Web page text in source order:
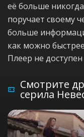
её больше
поручает своему
больше
как можно
Плеер не доступен
Смотрите
серила